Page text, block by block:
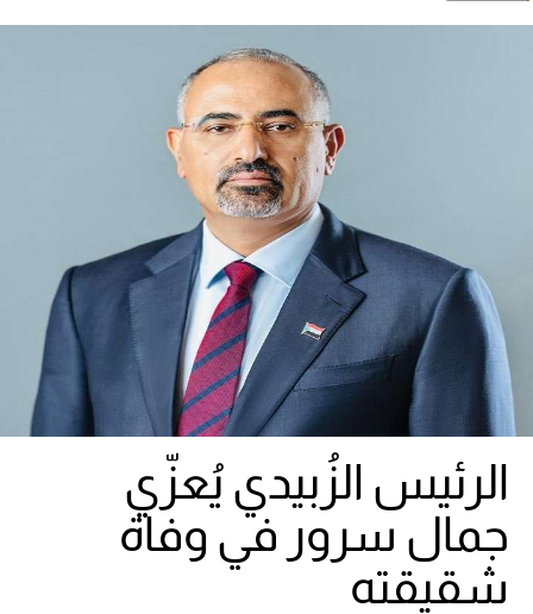
الرئيس الزُبيدي يُعزّي
جمال سرور في وفاة
شقيقته